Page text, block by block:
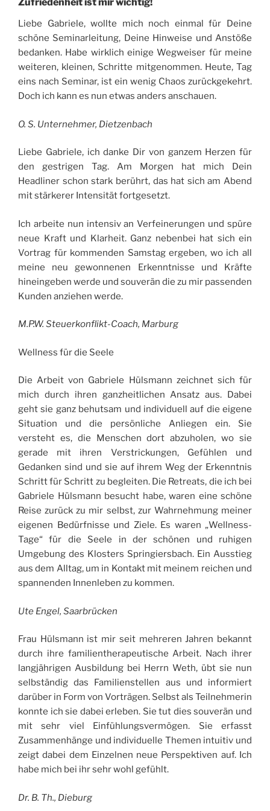
Liebe Gabriele, wollte mich noch einmal für Deine
schöne Seminarleitung, Deine Hinweise und Anstöße
bedanken. Habe wirklich einige Wegweiser für meine
weiteren, kleinen, Schritte mitgenommen. Heute, Tag
eins nach Seminar, ist ein wenig Chaos zurückgekehrt.
Doch ich kann es nun etwas anders anschauen.
O. S. Unternehmer, Dietzenbach
Liebe Gabriele, ich danke Dir von ganzem Herzen für
den gestrigen Tag. Am Morgen hat mich Dein
Headliner schon stark berührt, das hat sich am Abend
mit stärkerer Intensität fortgesetzt.
Ich arbeite nun intensiv an Verfeinerungen und spüre
neue Kraft und Klarheit. Ganz nebenbei hat sich ein
Vortrag für kommenden Samstag ergeben, wo ich all
meine neu gewonnenen Erkenntnisse und Kräfte
hineingeben werde und souverän die zu mir passenden
Kunden anziehen werde.
M.P.W. Steuerkonflikt-Coach, Marburg
Wellness für die Seele
Die Arbeit von Gabriele Hülsmann zeichnet sich für
mich durch ihren ganzheitlichen Ansatz aus. Dabei
geht sie ganz behutsam und individuell auf die eigene
Situation und die persönliche Anliegen ein. Sie
versteht es, die Menschen dort abzuholen, wo sie
gerade mit ihren Verstrickungen, Gefühlen und
Gedanken sind und sie auf ihrem Weg der Erkenntnis
Schritt für Schritt zu begleiten. Die Retreats, die ich bei
Gabriele Hülsmann besucht habe, waren eine schöne
Reise zurück zu mir selbst, zur Wahrnehmung meiner
eigenen Bedürfnisse und Ziele. Es waren „Wellness-
Tage“ für die Seele in der schönen und ruhigen
Umgebung des Klosters Springiersbach. Ein Ausstieg
aus dem Alltag, um in Kontakt mit meinem reichen und
spannenden Innenleben zu kommen.
Ute Engel, Saarbrücken
Frau Hülsmann ist mir seit mehreren Jahren bekannt
durch ihre familientherapeutische Arbeit. Nach ihrer
langjährigen Ausbildung bei Herrn Weth, übt sie nun
selbständig das Familienstellen aus und informiert
darüber in Form von Vorträgen. Selbst als Teilnehmerin
konnte ich sie dabei erleben. Sie tut dies souverän und
mit sehr viel Einfühlungsvermögen. Sie erfasst
Zusammenhänge und individuelle Themen intuitiv und
zeigt dabei dem Einzelnen neue Perspektiven auf. Ich
habe mich bei ihr sehr wohl gefühlt.
Dr. B. Th., Dieburg